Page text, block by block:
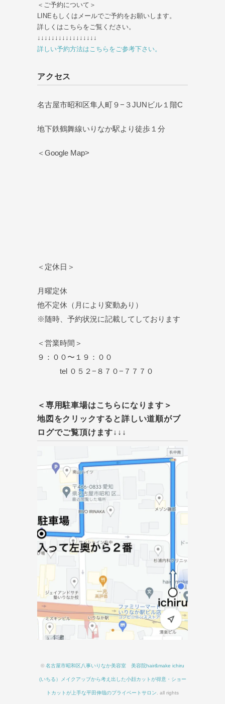
＜ご予約について＞
LINEもしくはメールでご予約をお願いします。
詳しくはこちらをご覧ください。
↓↓↓↓↓↓↓↓↓↓↓↓↓↓↓↓↓
詳しい予約方法はこちらをご参考下さい。
アクセス
名古屋市昭和区隼人町９−３JUNビル１階C
地下鉄鶴舞線いりなか駅より徒歩１分
＜Google Map>
＜定休日＞
月曜定休
他不定休（月により変動あり）
※随時、予約状況に記載してしております
＜営業時間＞
９：００〜１９：００
tel ０５２−８７０−７７７０
＜専用駐車場はこちらになります＞
地図をクリックすると詳しい道順がブ
ログでご覧頂けます↓↓↓
© 名古屋市昭和区八事いりなか美容室 美容院hair&make ichiru
(いちる）メイクアップから考え出した小顔カットが得意・ショー
トカットが上手な平田伸哉のプライベートサロン . all rights